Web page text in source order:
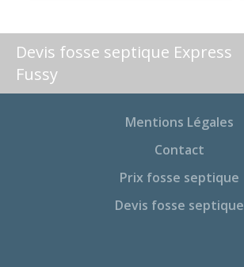
Devis fosse septique Express
Fussy
Mentions Légales
Contact
Prix fosse septique
Devis fosse septique